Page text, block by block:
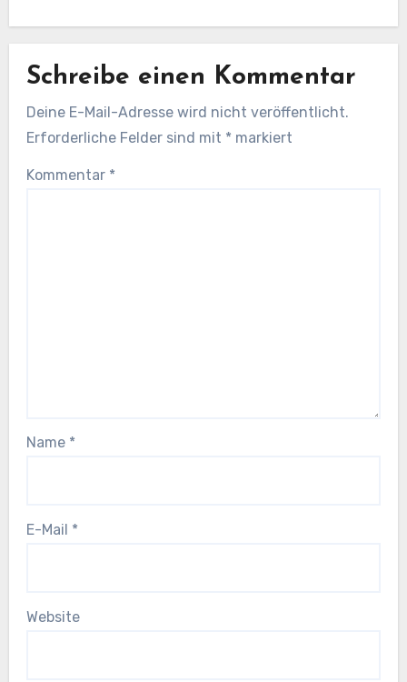
Schreibe einen Kommentar
Deine E-Mail-Adresse wird nicht veröffentlicht.
Erforderliche Felder sind mit * markiert
Kommentar *
Name *
E-Mail *
Website